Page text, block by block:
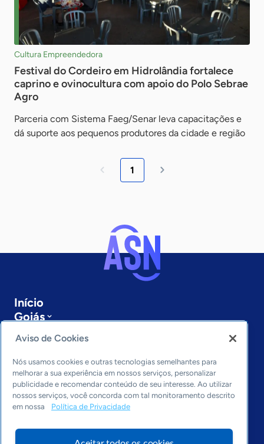
Cultura Empreendedora
Festival do Cordeiro em Hidrolândia fortalece
caprino e ovinocultura com apoio do Polo Sebrae
Agro
Parceria com Sistema Faeg/Senar leva capacitações e
dá suporte aos pequenos produtores da cidade e região
1
Início
Goiás
Últimas notícias
Entre em contato
Editorias
Economia & Política
Inovação & Tecnologia
Aviso de Cookies
Nós usamos cookies e outras tecnologias semelhantes para
melhorar a sua experiência em nossos serviços, personalizar
publicidade e recomendar conteúdo de seu interesse. Ao utilizar
nossos serviços, você concorda com tal monitoramento descrito
em nossa
Política de Privacidade